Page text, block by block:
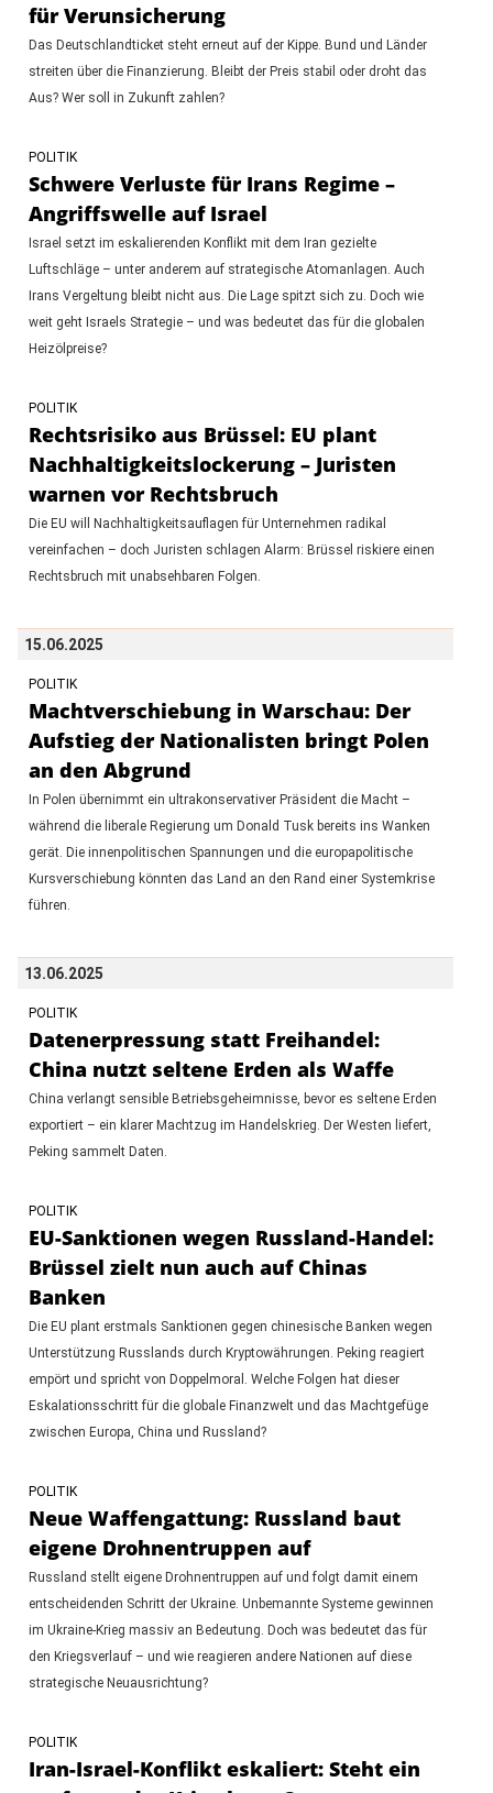
für Verunsicherung
Das Deutschlandticket steht erneut auf der Kippe. Bund und Länder
streiten über die Finanzierung. Bleibt der Preis stabil oder droht das
Aus? Wer soll in Zukunft zahlen?
POLITIK
Schwere Verluste für Irans Regime –
Angriffswelle auf Israel
Israel setzt im eskalierenden Konflikt mit dem Iran gezielte
Luftschläge – unter anderem auf strategische Atomanlagen. Auch
Irans Vergeltung bleibt nicht aus. Die Lage spitzt sich zu. Doch wie
weit geht Israels Strategie – und was bedeutet das für die globalen
Heizölpreise?
POLITIK
Rechtsrisiko aus Brüssel: EU plant
Nachhaltigkeitslockerung – Juristen
warnen vor Rechtsbruch
Die EU will Nachhaltigkeitsauflagen für Unternehmen radikal
vereinfachen – doch Juristen schlagen Alarm: Brüssel riskiere einen
Rechtsbruch mit unabsehbaren Folgen.
15.06.2025
POLITIK
Machtverschiebung in Warschau: Der
Aufstieg der Nationalisten bringt Polen
an den Abgrund
In Polen übernimmt ein ultrakonservativer Präsident die Macht –
während die liberale Regierung um Donald Tusk bereits ins Wanken
gerät. Die innenpolitischen Spannungen und die europapolitische
Kursverschiebung könnten das Land an den Rand einer Systemkrise
führen.
13.06.2025
POLITIK
Datenerpressung statt Freihandel:
China nutzt seltene Erden als Waffe
China verlangt sensible Betriebsgeheimnisse, bevor es seltene Erden
exportiert – ein klarer Machtzug im Handelskrieg. Der Westen liefert,
Peking sammelt Daten.
POLITIK
EU-Sanktionen wegen Russland-Handel:
Brüssel zielt nun auch auf Chinas
Banken
Die EU plant erstmals Sanktionen gegen chinesische Banken wegen
Unterstützung Russlands durch Kryptowährungen. Peking reagiert
empört und spricht von Doppelmoral. Welche Folgen hat dieser
Eskalationsschritt für die globale Finanzwelt und das Machtgefüge
zwischen Europa, China und Russland?
POLITIK
Neue Waffengattung: Russland baut
eigene Drohnentruppen auf
Russland stellt eigene Drohnentruppen auf und folgt damit einem
entscheidenden Schritt der Ukraine. Unbemannte Systeme gewinnen
im Ukraine-Krieg massiv an Bedeutung. Doch was bedeutet das für
den Kriegsverlauf – und wie reagieren andere Nationen auf diese
strategische Neuausrichtung?
POLITIK
Iran-Israel-Konflikt eskaliert: Steht ein